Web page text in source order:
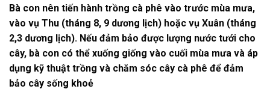
Bà con nên tiến hành trồng cà phê vào trước mùa mưa,
vào vụ Thu (tháng 8, 9 dương lịch) hoặc vụ Xuân (tháng
2,3 dương lịch). Nếu đảm bảo được lượng nước tưới cho
cây, bà con có thể xuống giống vào cuối mùa mưa và áp
dụng kỹ thuật trồng và chăm sóc cây cà phê để đảm
bảo cây sống khoẻ